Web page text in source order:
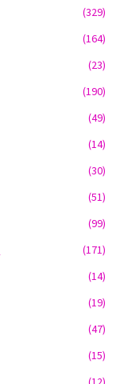
(329)
(164)
(23)
(190)
(49)
(14)
(30)
(51)
(99)
(171)
(14)
(19)
(47)
(15)